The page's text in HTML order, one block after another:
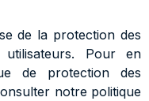
de la protection des
Pour en
de protection des
notre politique